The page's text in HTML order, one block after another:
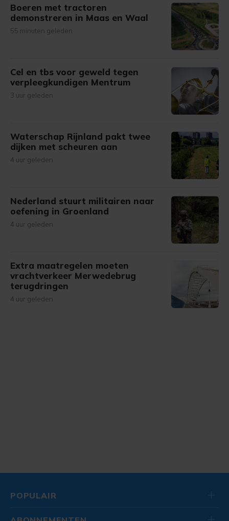
Boeren met tractoren
demonstreren in Maas en Waal
55 minuten geleden
Cel en tbs voor geweld tegen
verpleegkundigen Mentrum
3 uur geleden
Waterschap Rijnland pakt twee
dijken met scheuren aan
4 uur geleden
Nederland stuurt militairen naar
oefening in Groenland
4 uur geleden
Extra maatregelen moeten
vrachtverkeer Merwedebrug
terugdringen
4 uur geleden
POPULAIR